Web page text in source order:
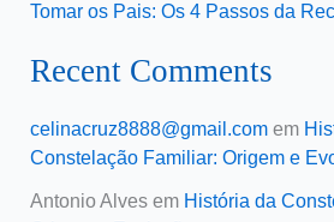
Tomar os Pais: Os 4 Passos da
Recent Comments
celinacruz8888@gmail.comem
Constelação Familiar: Origem e
Antonio Alvesem História da